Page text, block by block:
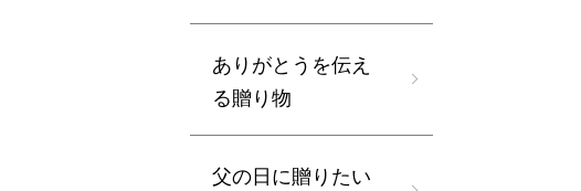
ありがとうを伝え
る贈り物
父の日に贈りたい